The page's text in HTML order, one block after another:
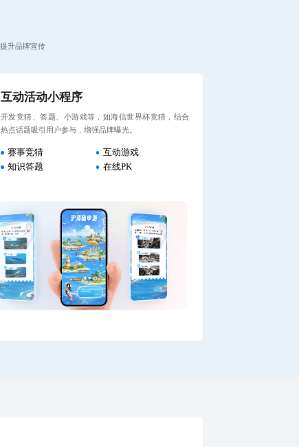
升品牌宣传
互动活动小程序
开发竞猜、答题、小游戏等，如海信世界杯竞猜，结合
热点话题吸引用户参与，增强品牌曝光。
赛事竞猜
互动游戏
知识答题
在线PK